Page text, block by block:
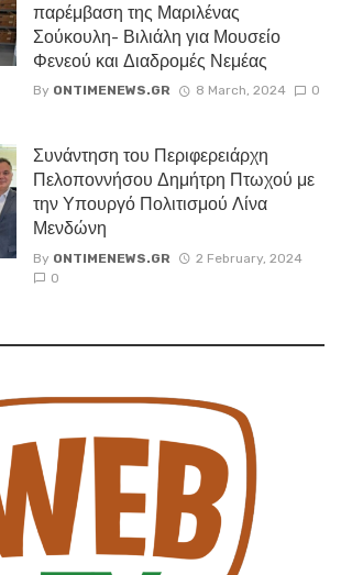
παρέμβαση της Μαριλένας
Σούκουλη- Βιλιάλη για Μουσείο
Φενεού και Διαδρομές Νεμέας
By ONTIMENEWS.GR 8 March, 2024 0
Συνάντηση του Περιφερειάρχη
Πελοποννήσου Δημήτρη Πτωχού με
την Υπουργό Πολιτισμού Λίνα
Μενδώνη
By ONTIMENEWS.GR
2 February, 2024
0